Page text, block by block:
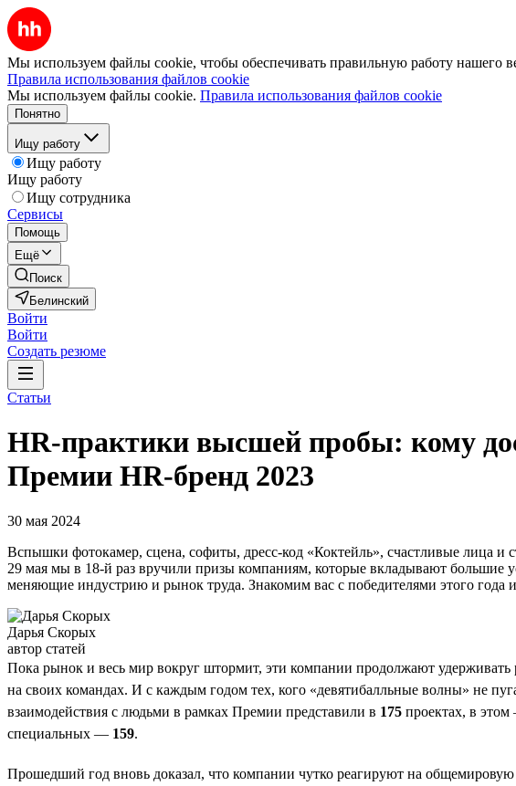
Мы используем файлы cookie, чтобы обеспечивать правильную работу нашего
Правила использования файлов cookie
Мы используем файлы cookie. Правила использования файлов cookie
Понятно
Ищу работу
Ищу работу
Ищу работу
Ищу сотрудника
Сервисы
Помощь
Ещё
Поиск
Белинский
Войти
Войти
Создать резюме
Статьи
HR-практики высшей пробы: кому
Премии HR-бренд 2023
30 мая 2024
Вспышки фотокамер, сцена, софиты, дресс-код «Коктейль», счастливые лица
29 мая мы в 18-й раз вручили призы компаниям, которые вкладывают
меняющие индустрию и рынок труда. Знакомим вас с победителями этого года
Дарья Скорых
автор статей
Пока рынок и весь мир вокруг штормит, эти компании продолжают
на своих командах. И с каждым годом тех, кого «девятибалльные волны» не
взаимодействия с людьми в рамках Премии представили в 175 проектах, в
специальных — 159.
Прошедший год вновь доказал, что компании чутко реагируют на